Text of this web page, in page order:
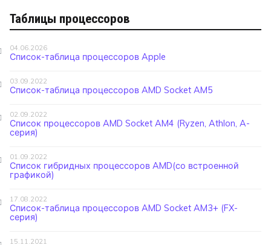
Таблицы процессоров
04.06.2026
Список-таблица процессоров Apple
03.09.2022
Список-таблица процессоров AMD Socket AM5
02.09.2022
Список процессоров AMD Socket AM4 (Ryzen, Athlon, A-
серия)
01.09.2022
Список гибридных процессоров AMD(со встроенной
графикой)
17.08.2022
Список-таблица процессоров AMD Socket AM3+ (FX-
серия)
15.11.2021